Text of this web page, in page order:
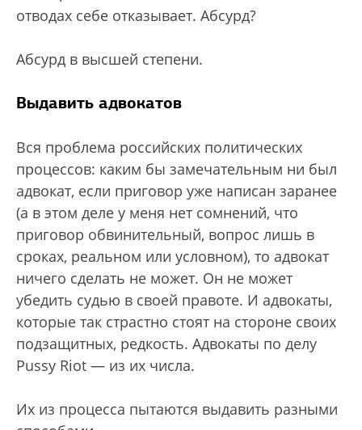
отводах себе отказывает. Абсурд?
Абсурд в высшей степени.
Выдавить адвокатов
Вся проблема российских политических
процессов: каким бы замечательным ни был
адвокат, если приговор уже написан заранее
(а в этом деле у меня нет сомнений, что
приговор обвинительный, вопрос лишь в
сроках, реальном или условном), то адвокат
ничего сделать не может. Он не может
убедить судью в своей правоте. И адвокаты,
которые так страстно стоят на стороне своих
подзащитных, редкость. Адвокаты по делу
Pussy Riot — из их числа.
Их из процесса пытаются выдавить разными